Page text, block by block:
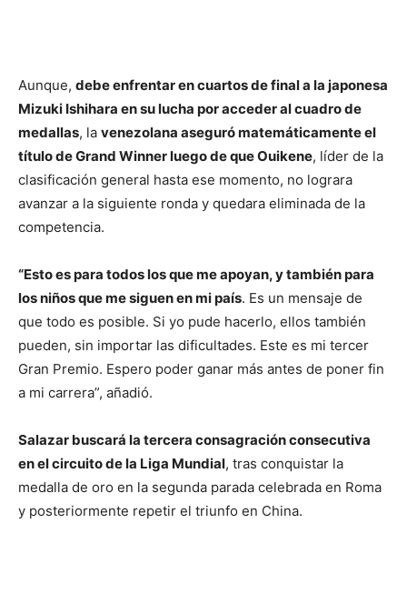
Aunque, debe enfrentar en cuartos de final a la japonesa
Mizuki Ishihara en su lucha por acceder al cuadro de
medallas, la venezolana aseguró matemáticamente el
título de Grand Winner luego de que Ouikene, líder de la
clasificación general hasta ese momento, no lograra
avanzar a la siguiente ronda y quedara eliminada de la
competencia.
“Esto es para todos los que me apoyan, y también para
los niños que me siguen en mi país. Es un mensaje de
que todo es posible. Si yo pude hacerlo, ellos también
pueden, sin importar las dificultades. Este es mi tercer
Gran Premio. Espero poder ganar más antes de poner fin
a mi carrera”, añadió.
Salazar buscará la tercera consagración consecutiva
en el circuito de la Liga Mundial, tras conquistar la
medalla de oro en la segunda parada celebrada en Roma
y posteriormente repetir el triunfo en China.